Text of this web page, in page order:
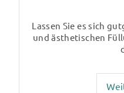
Lassen Sie es sich
und ästhetischen